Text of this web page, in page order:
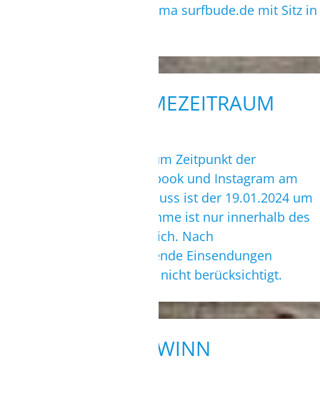
Verantwortlicher ist die Firma surfbude.de mit Sitz in
3. TEILNAHMEZEITRAUM
Das Gewinnspiel startet zum Zeitpunkt der
Veröffentlichung auf Facebook und Instagram am
22.12.2023. Teilnahmeschluss ist der 19.01.2024 um
12:00 Uhr MEZ. Die Teilnahme ist nur innerhalb des
Teilnahmezeitraums möglich. Nach
Teilnahmeschluss eingehende Einsendungen
werden bei der Auslosung nicht berücksichtigt.
4. GEWINN